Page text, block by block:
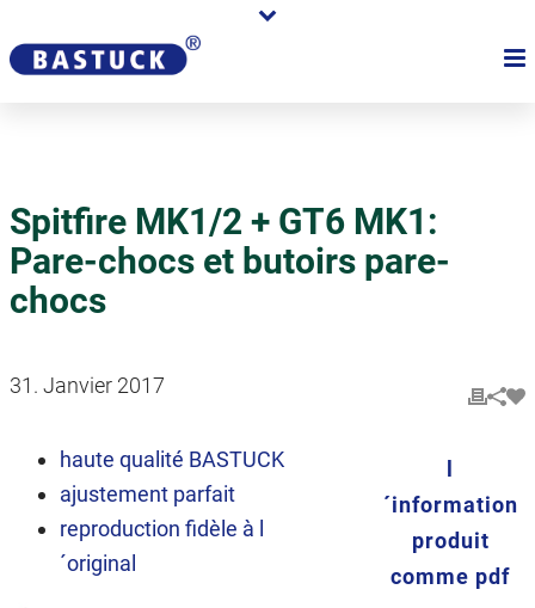
Spitfire MK1/2 + GT6 MK1:
Pare-chocs et butoirs pare-
chocs
31. Janvier 2017
haute qualité BASTUCK
ajustement parfait
reproduction fidèle à l
´original
´information
produit
comme pdf